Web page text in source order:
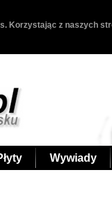
Korzystając z naszych
Wywiady